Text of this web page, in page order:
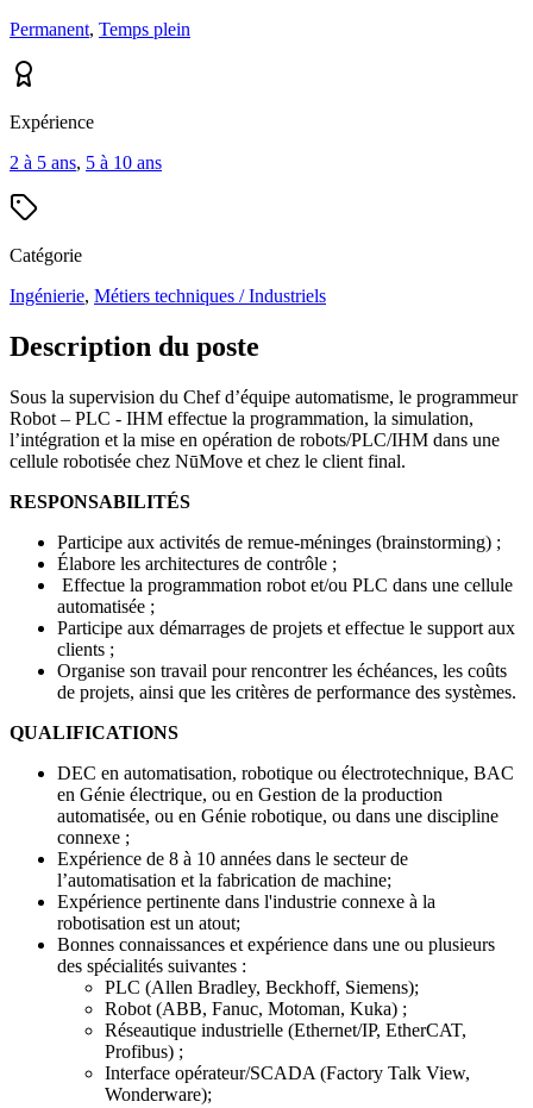
Permanent, Temps plein
Expérience
2 à 5 ans, 5 à 10 ans
Catégorie
Ingénierie, Métiers techniques / Industriels
Description du poste
Sous la supervision du Chef d’équipe automatisme, le programmeur
Robot – PLC - IHM effectue la programmation, la simulation,
l’intégration et la mise en opération de robots/PLC/IHM dans une
cellule robotisée chez NūMove et chez le client final.
RESPONSABILITÉS
Participe aux activités de remue-méninges (brainstorming) ;
Élabore les architectures de contrôle ;
Effectue la programmation robot et/ou PLC dans une cellule
automatisée ;
Participe aux démarrages de projets et effectue le support aux
clients ;
Organise son travail pour rencontrer les échéances, les coûts
de projets, ainsi que les critères de performance des systèmes.
QUALIFICATIONS
DEC en automatisation, robotique ou électrotechnique, BAC
en Génie électrique, ou en Gestion de la production
automatisée, ou en Génie robotique, ou dans une discipline
connexe ;
Expérience de 8 à 10 années dans le secteur de
l’automatisation et la fabrication de machine;
Expérience pertinente dans l'industrie connexe à la
robotisation est un atout;
Bonnes connaissances et expérience dans une ou plusieurs
des spécialités suivantes :
PLC (Allen Bradley, Beckhoff, Siemens);
Robot (ABB, Fanuc, Motoman, Kuka) ;
Réseautique industrielle (Ethernet/IP, EtherCAT,
Profibus) ;
Interface opérateur/SCADA (Factory Talk View,
Wonderware);